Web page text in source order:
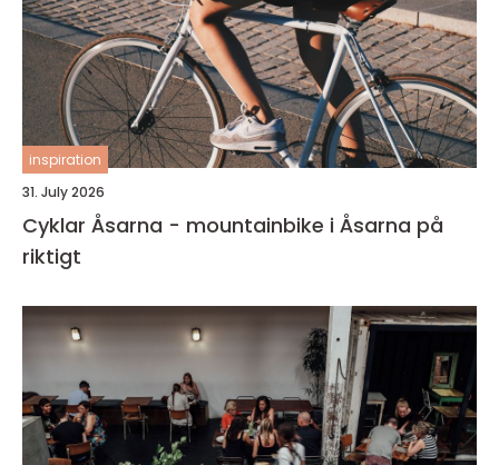
inspiration
31. July 2026
Cyklar Åsarna - mountainbike i Åsarna på
riktigt